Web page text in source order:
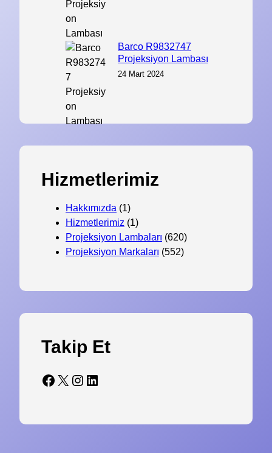
Barco R9832747
Projeksiyon Lambası
24 Mart 2024
Hizmetlerimiz
Hakkımızda (1)
Hizmetlerimiz (1)
Projeksiyon Lambaları (620)
Projeksiyon Markaları (552)
Takip Et
Facebook X Instagram LinkedIn